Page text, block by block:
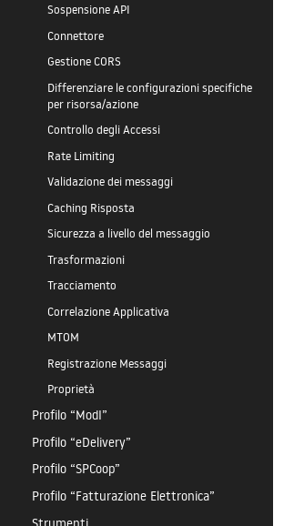
Sospensione API
Connettore
Gestione CORS
Differenziare le configurazioni specifiche
per risorsa/azione
Controllo degli Accessi
Rate Limiting
Validazione dei messaggi
Caching Risposta
Sicurezza a livello del messaggio
Trasformazioni
Tracciamento
Correlazione Applicativa
MTOM
Registrazione Messaggi
Proprietà
Profilo “ModI”
Profilo “eDelivery”
Profilo “SPCoop”
Profilo “Fatturazione Elettronica”
Strumenti